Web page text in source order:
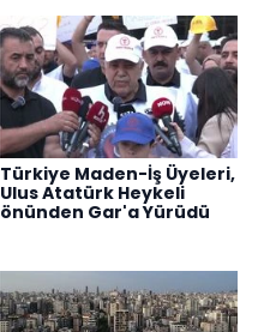
Türkiye Maden-İş Üyeleri,
Ulus Atatürk Heykeli
önünden Gar'a Yürüdü